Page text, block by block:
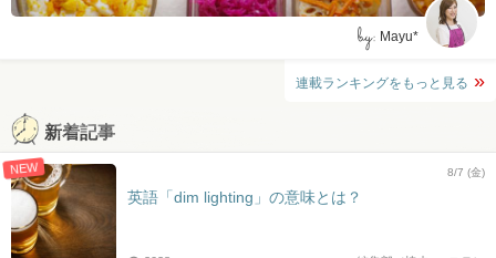
by: Mayu*
連載ランキングをもっと見る
新着記事
NEW 8/7 (金)
英語「dim lighting」の意味とは？